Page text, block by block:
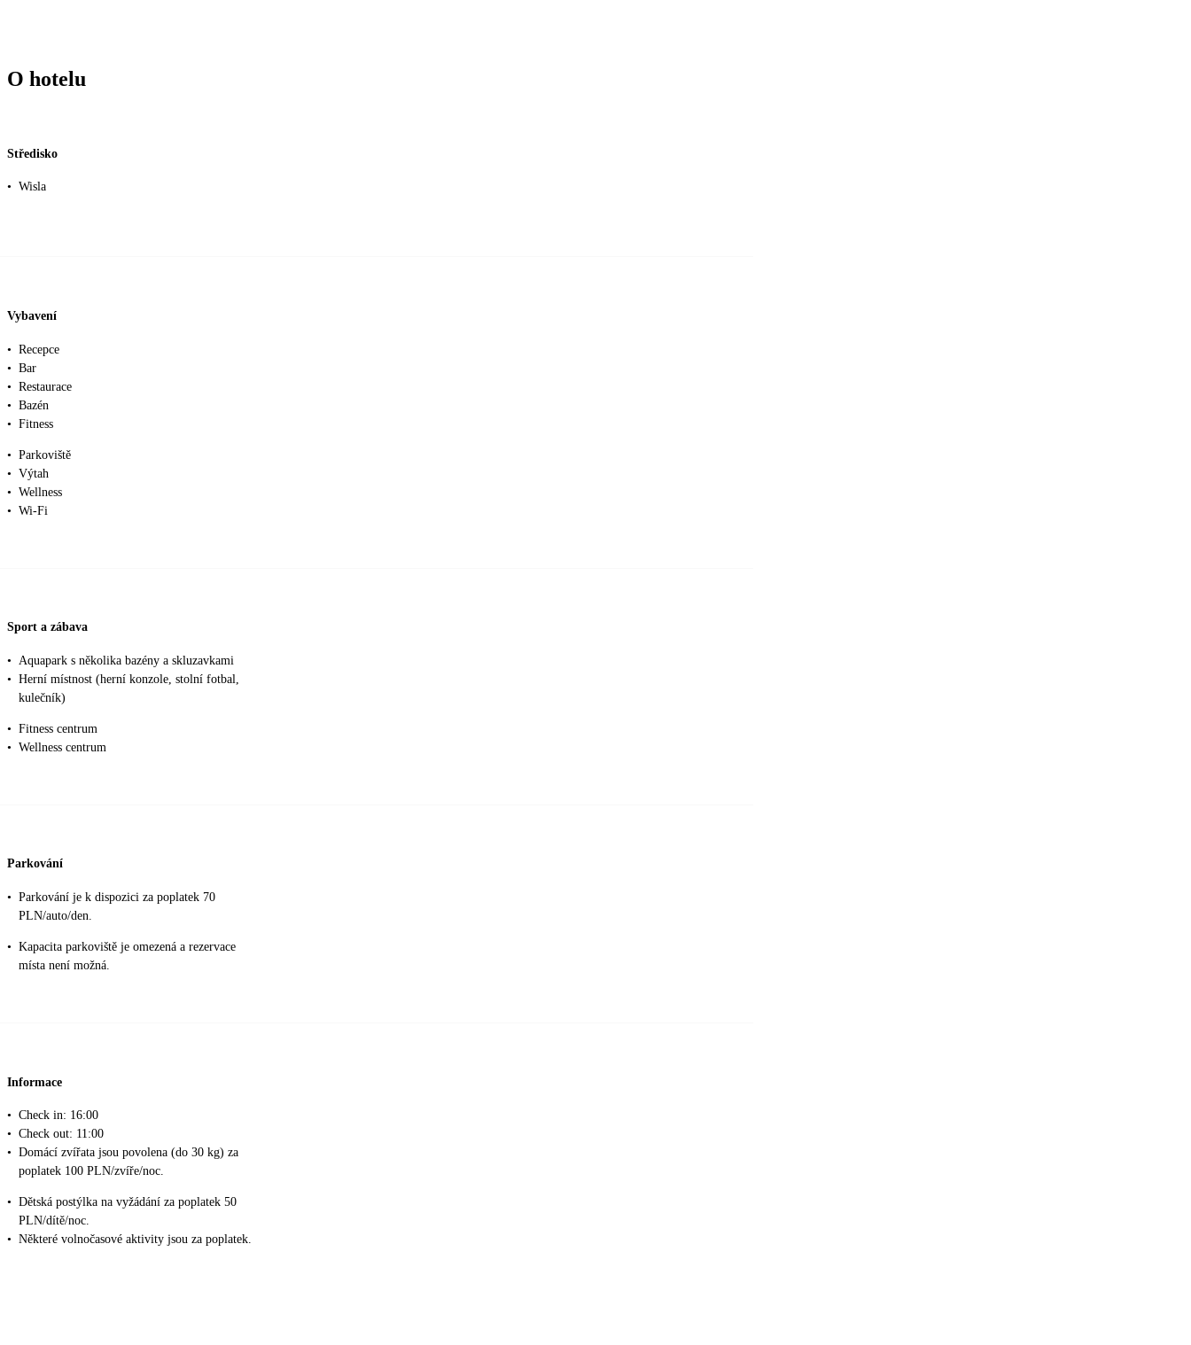
O hotelu
Středisko
• Wisla
Vybavení
• Recepce
• Bar
• Restaurace
• Bazén
• Fitness
• Parkoviště
• Výtah
• Wellness
• Wi-Fi
Sport a zábava
•
Aquapark s několika bazény a skluzavkami
• Herní místnost (herní konzole, stolní fotbal,
kulečník)
• Fitness centrum
• Wellness centrum
Parkování
• Parkování je k dispozici za poplatek 70
PLN/auto/den.
• Kapacita parkoviště je omezená a rezervace
místa není možná.
Informace
• Check in: 16:00
• Check out: 11:00
• Domácí zvířata jsou povolena (do 30 kg) za
poplatek 100 PLN/zvíře/noc.
• Dětská postýlka na vyžádání za poplatek 50
PLN/dítě/noc.
• Některé volnočasové aktivity jsou za poplatek.